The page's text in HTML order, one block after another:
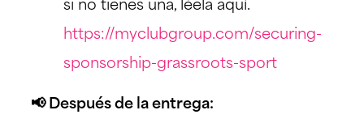
si no tienes una, léela aquí.
https://myclubgroup.com/securing-
sponsorship-grassroots-sport
📢 Después de la entrega: